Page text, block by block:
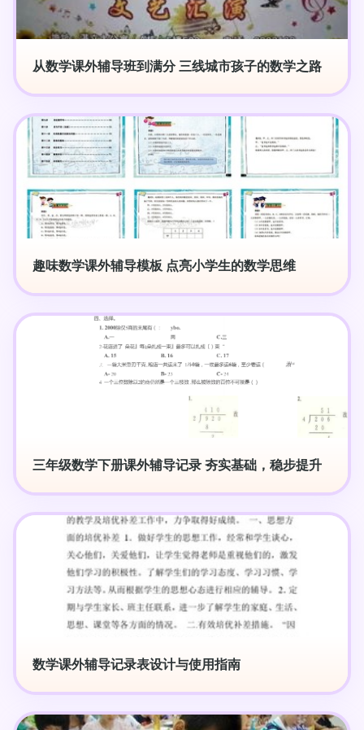
从数学课外辅导班到满分 三线城市孩子的数学之路
趣味数学课外辅导模板 点亮小学生的数学思维
三年级数学下册课外辅导记录 夯实基础，稳步提升
数学课外辅导记录表设计与使用指南